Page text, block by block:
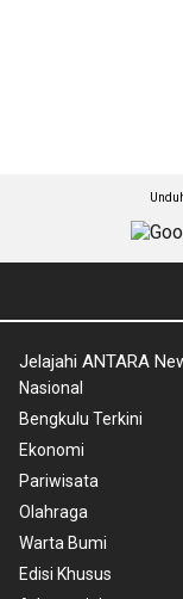
Jelajahi ANTARA
Nasional
Bengkulu Terkini
Ekonomi
Pariwisata
Olahraga
Warta Bumi
Edisi Khusus